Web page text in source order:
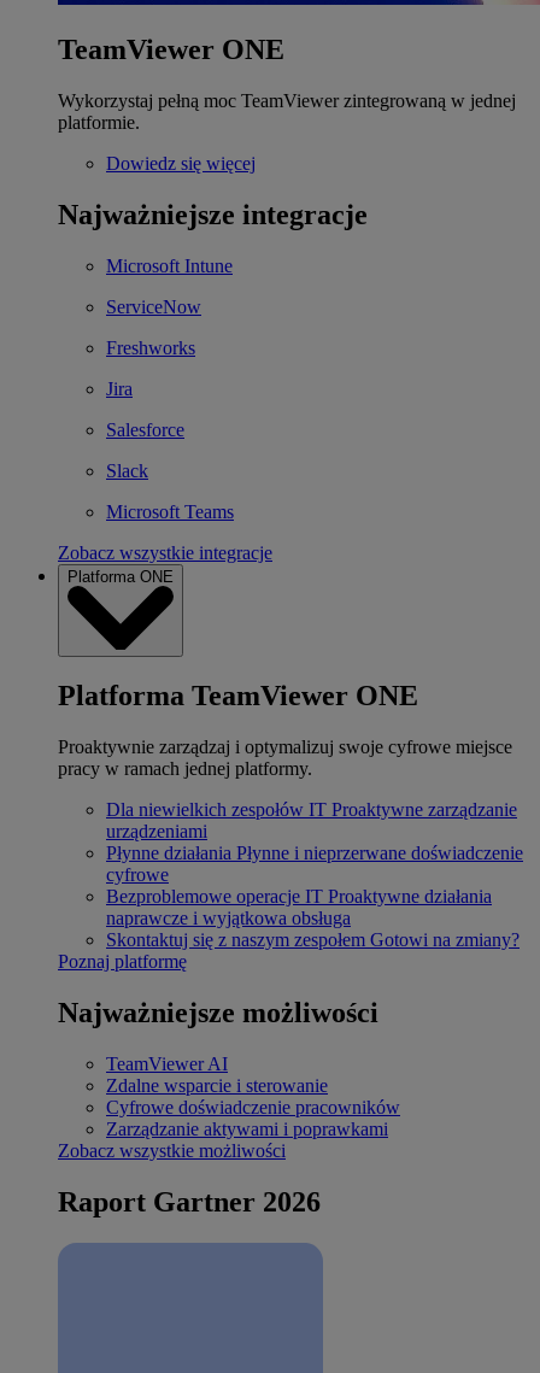
TeamViewer ONE
Wykorzystaj pełną moc TeamViewer zintegrowaną w jednej
platformie.
Dowiedz się więcej
Najważniejsze integracje
Microsoft Intune
ServiceNow
Freshworks
Jira
Salesforce
Slack
Microsoft Teams
Zobacz wszystkie integracje
Platforma ONE
Platforma TeamViewer ONE
Proaktywnie zarządzaj i optymalizuj swoje cyfrowe miejsce
pracy w ramach jednej platformy.
Dla niewielkich zespołów IT Proaktywne zarządzanie
urządzeniami
Płynne działania Płynne i nieprzerwane doświadczenie
cyfrowe
Bezproblemowe operacje IT Proaktywne działania
naprawcze i wyjątkowa obsługa
Skontaktuj się z naszym zespołem Gotowi na zmiany?
Poznaj platformę
Najważniejsze możliwości
TeamViewer AI
Zdalne wsparcie i sterowanie
Cyfrowe doświadczenie pracowników
Zarządzanie aktywami i poprawkami
Zobacz wszystkie możliwości
Raport Gartner 2026